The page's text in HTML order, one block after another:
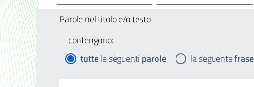
Parole nel titolo e/o testo
contengono:
tuttele seguenti parole la seguentefrase